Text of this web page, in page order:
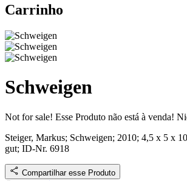
Carrinho
Schweigen
Not for sale! Esse Produto não está à venda!
Steiger, Markus; Schweigen; 2010; 4,5 x 5 x
gut; ID-Nr. 6918
Compartilhar esse Produto